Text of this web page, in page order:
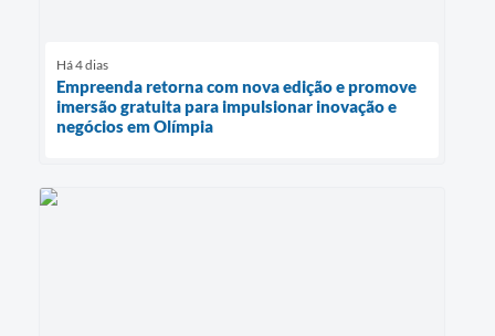
Há 4 dias
Empreenda retorna com nova edição e promove
imersão gratuita para impulsionar inovação e
negócios em Olímpia